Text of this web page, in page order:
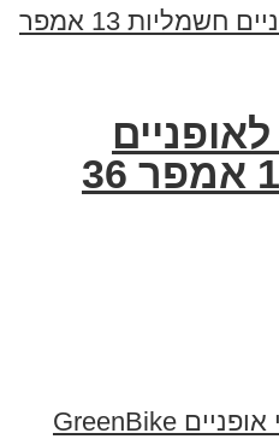
חשמליות 13 אמפר 36